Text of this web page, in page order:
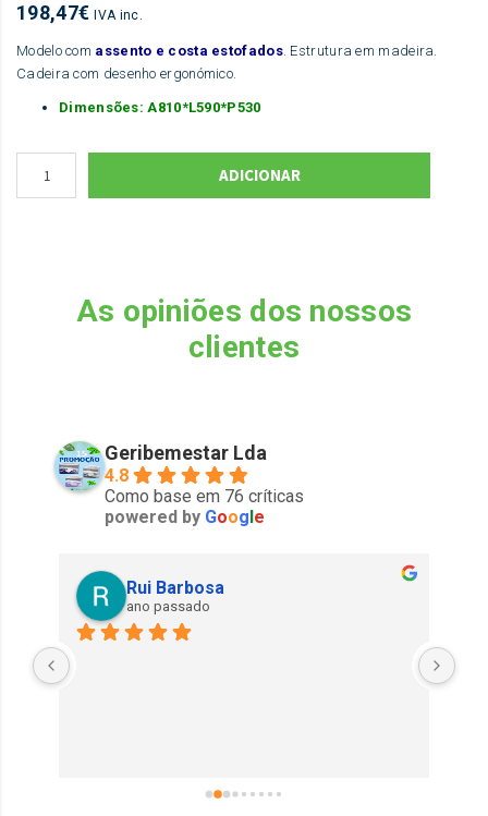
198,47€ IVA inc.
Modelo com assento e costa estofados. Estrutura em madeira.
Cadeira com desenho ergonómico.
Dimensões: A810*L590*P530
ADICIONAR
As opiniões dos nossos
clientes
Geribemestar Lda
4.8
Como base em 76 críticas
powered by Goog e
Rui Barbosa
ano passado